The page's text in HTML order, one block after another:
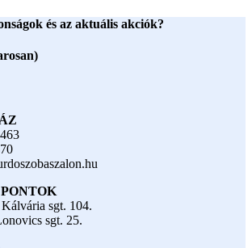
és az aktuális akciók?
sgt. 104.​
sgt. 25.